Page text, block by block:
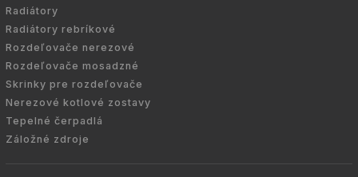
Radiátory
Radiátory rebríkové
Rozdeľovače nerezové
Rozdeľovače mosadzné
Skrinky pre rozdeľovače
Nerezové kotlové zostavy
Tepelné čerpadlá
Záložné zdroje